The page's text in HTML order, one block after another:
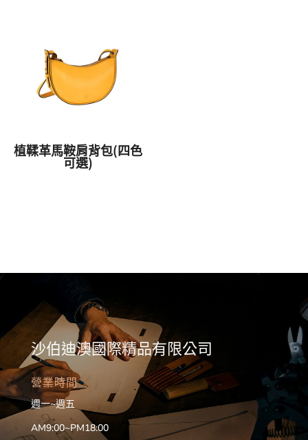
植鞣革馬鞍肩背包(四色
可選)
沙伯迪澳國際精品有限公司
營業時間
週一~週五
AM9:00~PM18:00